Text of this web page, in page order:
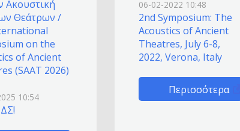
Ακουστική
Θεάτρων /
on the
of Ancient
(SAAT 2026)
10:54
06-02-2022 10:48
2nd Symposium: The
Acoustics of Ancient
Theatres, July 6-8,
2022, Verona, Italy
Περισσότερα